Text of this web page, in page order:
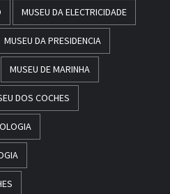
MUSEU DA ELECTRICIDADE
MUSEU DA PRESIDENCIA
MUSEU DE MARINHA
DOS COCHES